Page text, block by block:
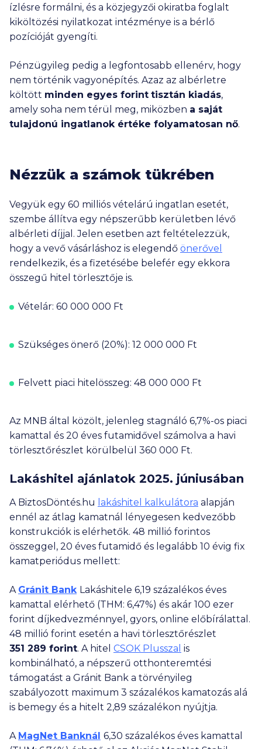
ízlésre formálni, és a közjegyzői okiratba foglalt
kiköltözési nyilatkozat intézménye is a bérlő
pozícióját gyengíti.
Pénzügyileg pedig a legfontosabb ellenérv, hogy
nem történik vagyonépítés. Azaz az albérletre
költött minden egyes forint tisztán kiadás,
amely soha nem térül meg, miközben a saját
tulajdonú ingatlanok értéke folyamatosan nő.
Nézzük a számok tükrében
Vegyük egy 60 milliós vételárú ingatlan esetét,
szembe állítva egy népszerűbb kerületben lévő
albérleti díjjal. Jelen esetben azt feltételezzük,
hogy a vevő vásárláshoz is elegendő önerővel
rendelkezik, és a fizetésébe belefér egy ekkora
összegű hitel törlesztője is.
Vételár: 60 000 000 Ft
Szükséges önerő (20%): 12 000 000 Ft
Felvett piaci hitelösszeg: 48 000 000 Ft
Az MNB által közölt, jelenleg stagnáló 6,7%-os piaci
kamattal és 20 éves futamidővel számolva a havi
törlesztőrészlet körülbelül 360 000 Ft.
Lakáshitel ajánlatok 2025. júniusában
A BiztosDöntés.hu lakáshitel kalkulátora alapján
ennél az átlag kamatnál lényegesen kedvezőbb
konstrukciók is elérhetők. 48 millió forintos
összeggel, 20 éves futamidő és legalább 10 évig fix
kamatperiódus mellett:
A Gránit Bank Lakáshitele 6,19 százalékos éves
kamattal elérhető (THM: 6,47%) és akár 100 ezer
forint díjkedvezménnyel, gyors, online előbírálattal.
48 millió forint esetén a havi törlesztőrészlet
351 289 forint. A hitel CSOK Plusszal is
kombinálható, a népszerű otthonteremtési
támogatást a Gránit Bank a törvényileg
szabályozott maximum 3 százalékos kamatozás alá
is bemegy és a hitelt 2,89 százalékon nyújtja.
A MagNet Banknál 6,30 százalékos éves kamattal